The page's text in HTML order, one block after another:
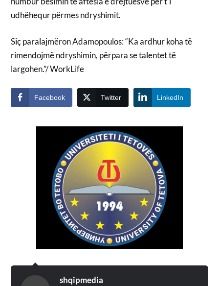
udhëhequr përmes ndryshimit.
Siç paralajmëron Adamopoulos: “Ka ardhur koha të
rimendojmë ndryshimin, përpara se talentet të
largohen.”/ WorkLife
Facebook Twitter LinkedIn
shqipmedia